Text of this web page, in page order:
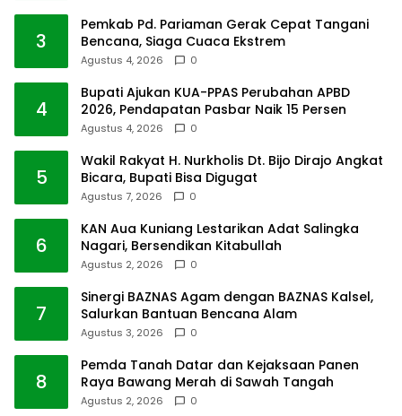
3
Pemkab Pd. Pariaman Gerak Cepat Tangani
Bencana, Siaga Cuaca Ekstrem
Agustus 4, 2026 0
4
Bupati Ajukan KUA-PPAS Perubahan APBD
2026, Pendapatan Pasbar Naik 15 Persen
Agustus 4, 2026 0
5
Wakil Rakyat H. Nurkholis Dt. Bijo Dirajo Angkat
Bicara, Bupati Bisa Digugat
Agustus 7, 2026 0
6
KAN Aua Kuniang Lestarikan Adat Salingka
Nagari, Bersendikan Kitabullah
Agustus 2, 2026 0
7
Sinergi BAZNAS Agam dengan BAZNAS Kalsel,
Salurkan Bantuan Bencana Alam
Agustus 3, 2026 0
8
Pemda Tanah Datar dan Kejaksaan Panen
Raya Bawang Merah di Sawah Tangah
Agustus 2, 2026 0